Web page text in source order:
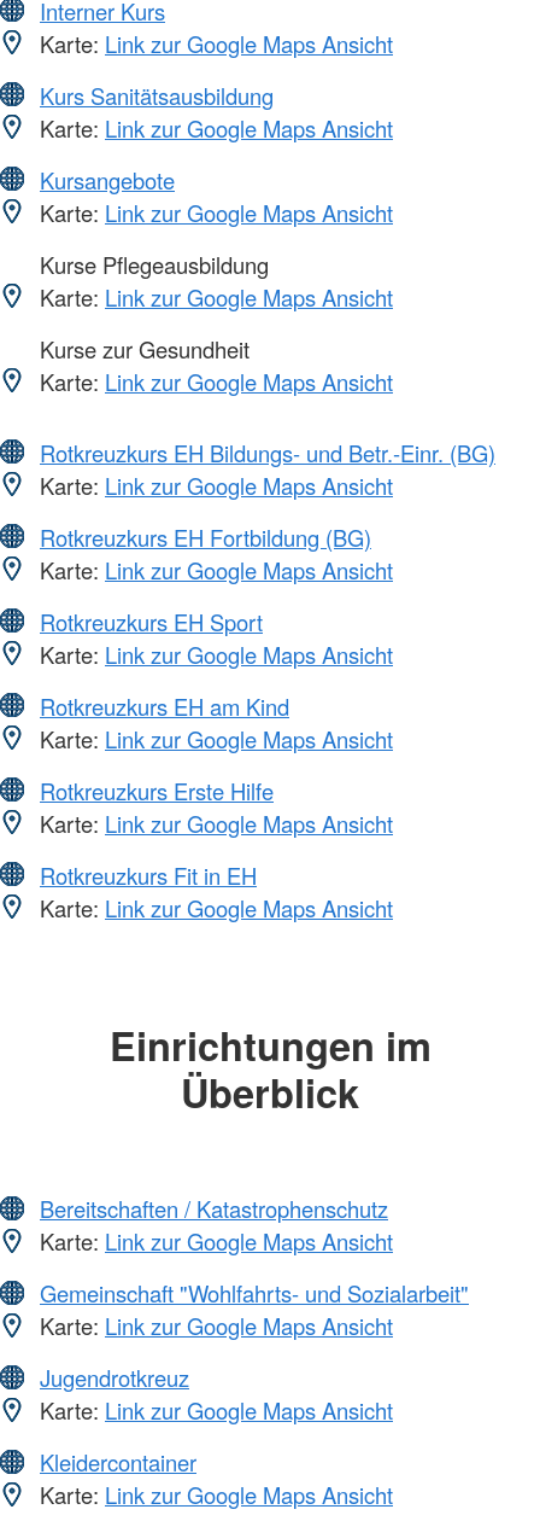
Interner Kurs
Karte: Link zur Google Maps Ansicht
Kurs Sanitätsausbildung
Karte: Link zur Google Maps Ansicht
Kursangebote
Karte: Link zur Google Maps Ansicht
Kurse Pflegeausbildung
Karte: Link zur Google Maps Ansicht
Kurse zur Gesundheit
Karte: Link zur Google Maps Ansicht
Rotkreuzkurs EH Bildungs- und Betr.-Einr. (BG)
Karte: Link zur Google Maps Ansicht
Rotkreuzkurs EH Fortbildung (BG)
Karte: Link zur Google Maps Ansicht
Rotkreuzkurs EH Sport
Karte: Link zur Google Maps Ansicht
Rotkreuzkurs EH am Kind
Karte: Link zur Google Maps Ansicht
Rotkreuzkurs Erste Hilfe
Karte: Link zur Google Maps Ansicht
Rotkreuzkurs Fit in EH
Karte: Link zur Google Maps Ansicht
Einrichtungen im
Überblick
Bereitschaften / Katastrophenschutz
Karte: Link zur Google Maps Ansicht
Gemeinschaft "Wohlfahrts- und Sozialarbeit"
Karte: Link zur Google Maps Ansicht
Jugendrotkreuz
Karte: Link zur Google Maps Ansicht
Kleidercontainer
Karte: Link zur Google Maps Ansicht